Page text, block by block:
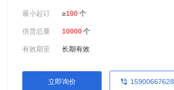
最小起订 ≥100个
供货总量 10000个
有效期至 长期有效
立即询价 15900667628